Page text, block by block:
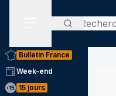
Rechercher
Bulletin France
Week-end
15 jours